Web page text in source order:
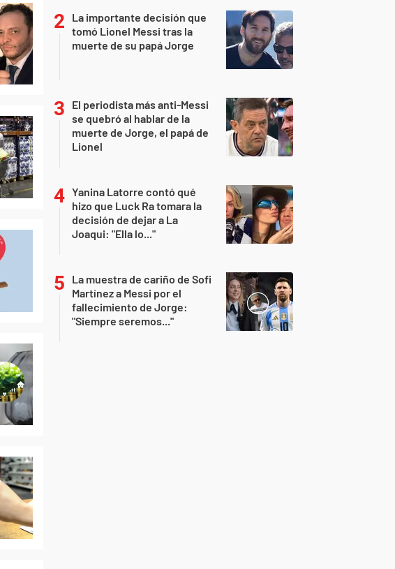
La importante decisión que
tomó Lionel Messi tras la
muerte de su papá Jorge
El periodista más anti-Messi
se quebró al hablar de la
muerte de Jorge, el papá de
Lionel
Yanina Latorre contó qué
hizo que Luck Ra tomara la
decisión de dejar a La
Joaqui: "Ella lo..."
La muestra de cariño de Sofi
Martínez a Messi por el
fallecimiento de Jorge:
"Siempre seremos..."